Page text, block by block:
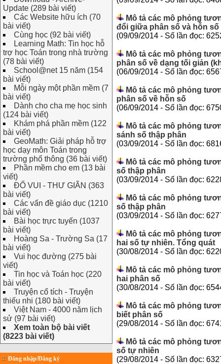
Update (289 bài viết)
Các Website hữu ích (70
bài viết)
Cùng học (92 bài viết)
Learning Math: Tin học hỗ
trợ học Toán trong nhà trường
(78 bài viết)
School@net 15 năm (154
bài viết)
Mỗi ngày một phần mềm (7
bài viết)
Dành cho cha mẹ học sinh
(124 bài viết)
Khám phá phần mềm (122
bài viết)
GeoMath: Giải pháp hỗ trợ
học dạy môn Toán trong
trường phổ thông (36 bài viết)
Phần mềm cho em (13 bài
viết)
ĐỐ VUI - THƯ GIÃN (363
bài viết)
Các vấn đề giáo dục (1210
bài viết)
Bài học trực tuyến (1037
bài viết)
Hoàng Sa - Trường Sa (17
bài viết)
Vui học đường (275 bài
viết)
Tin học và Toán học (220
bài viết)
Truyện cổ tích - Truyện
thiếu nhi (180 bài viết)
Việt Nam - 4000 năm lịch
sử (97 bài viết)
Xem toàn bộ bài viết
(8223 bài viết)
Đăng nhập/Đăng ký
Mô tả các mô phỏng
đổi giữa phân số và hỗn
(09/09/2014 - Số lần đọc:
Mô tả các mô phỏng
phân số về dạng tối giản
(06/09/2014 - Số lần đọc:
Mô tả các mô phỏng
phân số về hỗn số
(06/09/2014 - Số lần đọc:
Mô tả các mô phỏng
sánh số thập phân
(03/09/2014 - Số lần đọc:
Mô tả các mô phỏng
số thập phân
(03/09/2014 - Số lần đọc:
Mô tả các mô phỏng
số thập phân
(03/09/2014 - Số lần đọc:
Mô tả các mô phỏng
hai số tự nhiên. Tổng quát
(30/08/2014 - Số lần đọc:
Mô tả các mô phỏng
hai phân số
(30/08/2014 - Số lần đọc:
Mô tả các mô phỏng
biết phân số
(29/08/2014 - Số lần đọc:
Mô tả các mô phỏng
số tự nhiên
(29/08/2014 - Số lần đọc: